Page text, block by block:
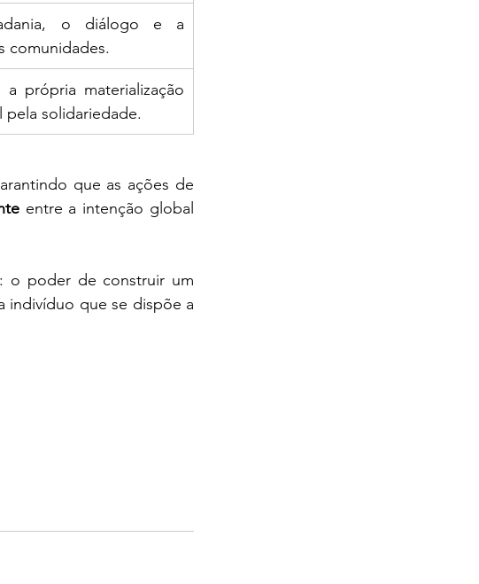
o diálogo e a
comunidades.
própria materialização
pela solidariedade.
que as ações de
entre a intenção global
o poder de construir um
indivíduo que se dispõe a